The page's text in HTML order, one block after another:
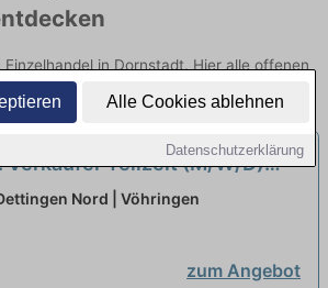
Alle Cookies ablehnen
Datenschutzerklärung
Einzelhandel in Dornstadt. Hier alle offenen
Vertrieb und Handel vergleichen.
Verkäufer Teilzeit (M/W/D)
Nord | Vöhringen
zum Angebot